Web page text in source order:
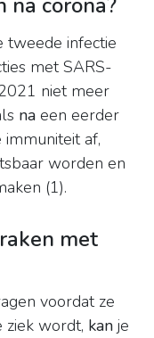
tweede infectie
met SARS-
niet meer
na een eerder
af,
worden en
(1).
met
voordat ze
ziek wordt, kan je